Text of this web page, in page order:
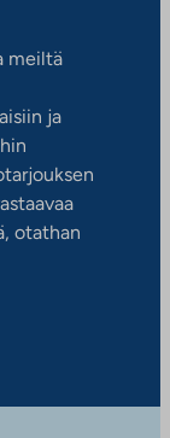
meiltä
ja
otathan